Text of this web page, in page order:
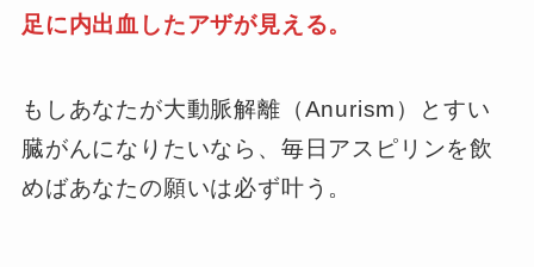
足に内出血したアザが見える。
もしあなたが大動脈解離（Anurism）とすい
臓がんになりたいなら、毎日アスピリンを飲
めばあなたの願いは必ず叶う。